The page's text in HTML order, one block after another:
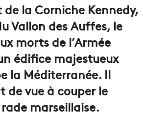
la Corniche Kennedy,
Vallon des Auffes, le
morts de l’Armée
édifice majestueux
la Méditerranée. Il
de vue à couper le
marseillaise.